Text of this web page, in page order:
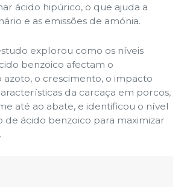
ácido hipúrico, o que ajuda a
e as emissões de amónia.
explorou como os níveis
benzoico afectam o
o crescimento, o impacto
da carcaça em porcos,
até ao abate, e identificou o nível
de ácido benzoico para maximizar